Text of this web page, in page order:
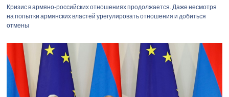
Кризис в армяно-российских отношениях продолжается. Даже несмотря
на попытки армянских властей урегулировать отношения и добиться
отмены